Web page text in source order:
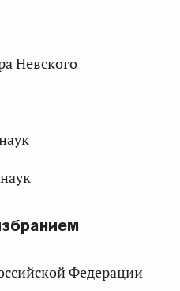
Невского
Федерации